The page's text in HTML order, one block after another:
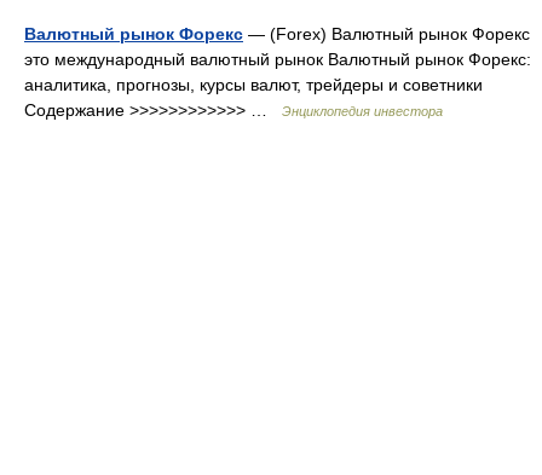
Валютный рынок Форекс — (Forex) Валютный рынок Форекс
это международный валютный рынок Валютный рынок Форекс:
аналитика, прогнозы, курсы валют, трейдеры и советники
Содержание >>>>>>>>>>>> …
Энциклопедия инвестора